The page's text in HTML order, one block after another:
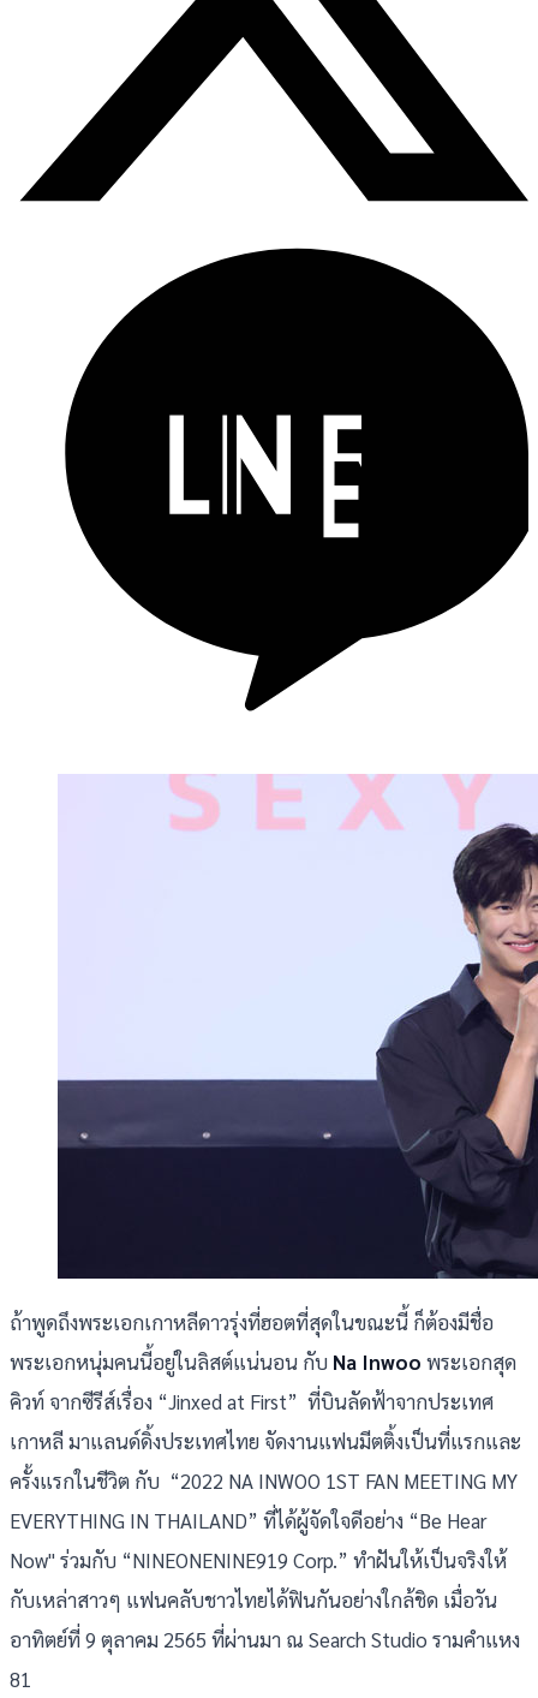
ถ้าพูดถึงพระเอกเกาหลีดาวรุ่งที่ฮอตที่สุดในขณะนี้ ก็ต้องมีชื่อ
พระเอกหนุ่มคนนี้อยู่ในลิสต์แน่นอน กับ Na Inwoo พระเอกสุด
คิวท์ จากซีรีส์เรื่อง “Jinxed at First” ที่บินลัดฟ้าจากประเทศ
เกาหลี มาแลนด์ดิ้งประเทศไทย จัดงานแฟนมีตติ้งเป็นที่แรกและ
ครั้งแรกในชีวิต กับ “2022 NA INWOO 1ST FAN MEETING MY
EVERYTHING IN THAILAND” ที่ได้ผู้จัดใจดีอย่าง “Be Hear
Now" ร่วมกับ “NINEONENINE919 Corp.” ทำฝันให้เป็นจริงให้
กับเหล่าสาวๆ แฟนคลับชาวไทยได้ฟินกันอย่างใกล้ชิด เมื่อวัน
อาทิตย์ที่ 9 ตุลาคม 2565 ที่ผ่านมา ณ Search Studio รามคำแหง
81